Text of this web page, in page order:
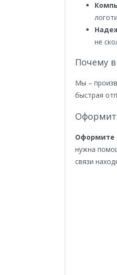
не
Почему
Мы –
быстрая
Оформите
нужна
связи